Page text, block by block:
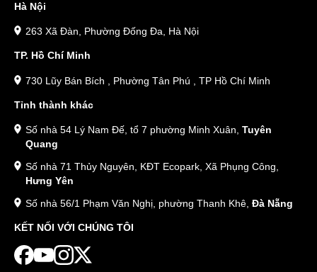
Hà Nội
263 Xã Đàn, Phường Đống Đa, Hà Nội
TP. Hồ Chí Minh
730 Lũy Bán Bích , Phường Tân Phú , TP Hồ Chí Minh
Tỉnh thành khác
Số nhà 54 Lý Nam Đế, tổ 7 phường Minh Xuân, Tuyên
Quang
Số nhà 71 Thủy Nguyên, KĐT Ecopark, Xã Phụng Công,
Hưng Yên
Số nhà 56/1 Phạm Văn Nghị, phường Thanh Khê, Đà Nẵng
KẾT NỐI VỚI CHÚNG TÔI